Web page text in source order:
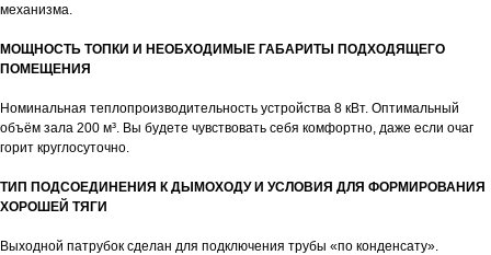
механизма.
МОЩНОСТЬ ТОПКИ И НЕОБХОДИМЫЕ ГАБАРИТЫ ПОДХОДЯЩЕГО
ПОМЕЩЕНИЯ
Номинальная теплопроизводительность устройства 8 кВт. Оптимальный
объём зала 200 м³. Вы будете чувствовать себя комфортно, даже если очаг
горит круглосуточно.
ТИП ПОДСОЕДИНЕНИЯ К ДЫМОХОДУ И УСЛОВИЯ ДЛЯ ФОРМИРОВАНИЯ
ХОРОШЕЙ ТЯГИ
Выходной патрубок сделан для подключения трубы «по конденсату».